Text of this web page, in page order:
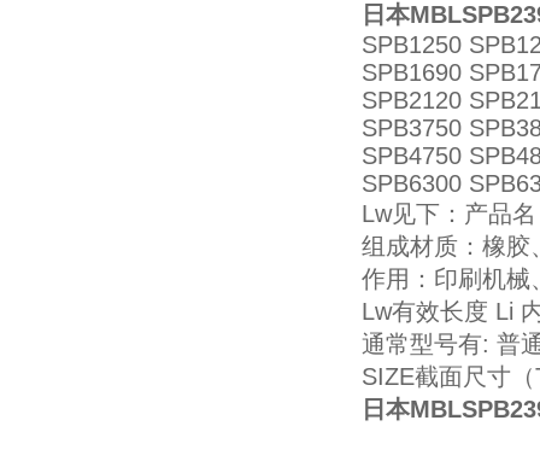
日本
SPB1250
SPB1690
SPB2120
SPB3750
SPB4750
SPB6300
Lw见下：产品
组成材质：橡胶
作用：印刷机械
Lw有效长度 Li
通常型号有: 普
SIZE截面尺寸
日本